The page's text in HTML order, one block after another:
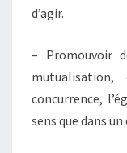
d’agir.
– Promouvoir
concurrence,
sens que dans